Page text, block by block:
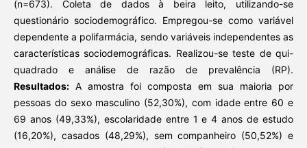
(n=673). Coleta de dados à beira leito, utilizando-se
questionário sociodemográfico. Empregou-se como variável
dependente a polifarmácia, sendo variáveis independentes as
características sociodemográficas. Realizou-se teste de qui-
quadrado e análise de razão de prevalência (RP).
Resultados:A amostra foi composta em sua maioria por
pessoas do sexo masculino (52,30%), com idade entre 60 e
69 anos (49,33%), escolaridade entre 1 e 4 anos de estudo
(16,20%), casados (48,29%), sem companheiro (50,52%) e